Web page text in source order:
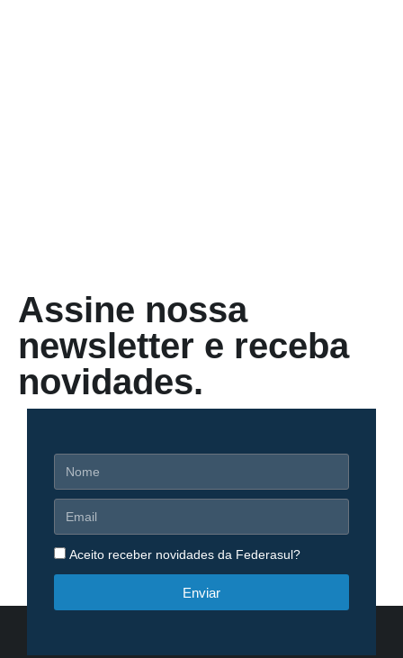
Assine nossa
newsletter e receba
novidades.
Aceito receber novidades da Federasul?
Enviar